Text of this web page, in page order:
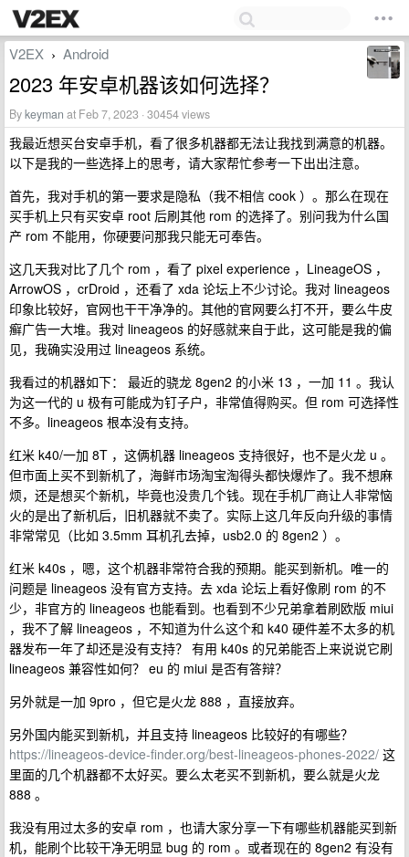
V2EX › Android
2023 年安卓机器该如何选择？
Bykeyman at Feb 7, 2023 · 30454 views
我最近想买台安卓手机，看了很多机器都无法让我找到满意的机器。
以下是我的一些选择上的思考，请大家帮忙参考一下出出注意。
首先，我对手机的第一要求是隐私（我不相信 cook ）。那么在现在
买手机上只有买安卓 root 后刷其他 rom 的选择了。别问我为什么国
产 rom 不能用，你硬要问那我只能无可奉告。
这几天我对比了几个 rom ，看了 pixel experience ，LineageOS ，
ArrowOS ，crDroid ，还看了 xda 论坛上不少讨论。我对 lineageos
印象比较好，官网也干干净净的。其他的官网要么打不开，要么牛皮
癣广告一大堆。我对 lineageos 的好感就来自于此，这可能是我的偏
见，我确实没用过 lineageos 系统。
我看过的机器如下： 最近的骁龙 8gen2 的小米 13 ，一加 11 。我认
为这一代的 u 极有可能成为钉子户，非常值得购买。但 rom 可选择性
不多。lineageos 根本没有支持。
红米 k40/一加 8T ，这俩机器 lineageos 支持很好，也不是火龙 u 。
但市面上买不到新机了，海鲜市场淘宝淘得头都快爆炸了。我不想麻
烦，还是想买个新机，毕竟也没贵几个钱。现在手机厂商让人非常恼
火的是出了新机后，旧机器就不卖了。实际上这几年反向升级的事情
非常常见（比如 3.5mm 耳机孔去掉，usb2.0 的 8gen2 ）。
红米 k40s ，嗯，这个机器非常符合我的预期。能买到新机。唯一的
问题是 lineageos 没有官方支持。去 xda 论坛上看好像刷 rom 的不
少，非官方的 lineageos 也能看到。也看到不少兄弟拿着刷欧版 miui
，我不了解 lineageos ，不知道为什么这个和 k40 硬件差不太多的机
器发布一年了却还是没有支持？ 有用 k40s 的兄弟能否上来说说它刷
lineageos 兼容性如何？ eu 的 miui 是否有答辩？
另外就是一加 9pro ，但它是火龙 888 ，直接放弃。
另外国内能买到新机，并且支持 lineageos 比较好的有哪些？
https://lineageos-device-finder.org/best-lineageos-phones-2022/ 这
里面的几个机器都不太好买。要么太老买不到新机，要么就是火龙
888 。
我没有用过太多的安卓 rom ，也请大家分享一下有哪些机器能买到新
机，能刷个比较干净无明显 bug 的 rom 。或者现在的 8gen2 有没有